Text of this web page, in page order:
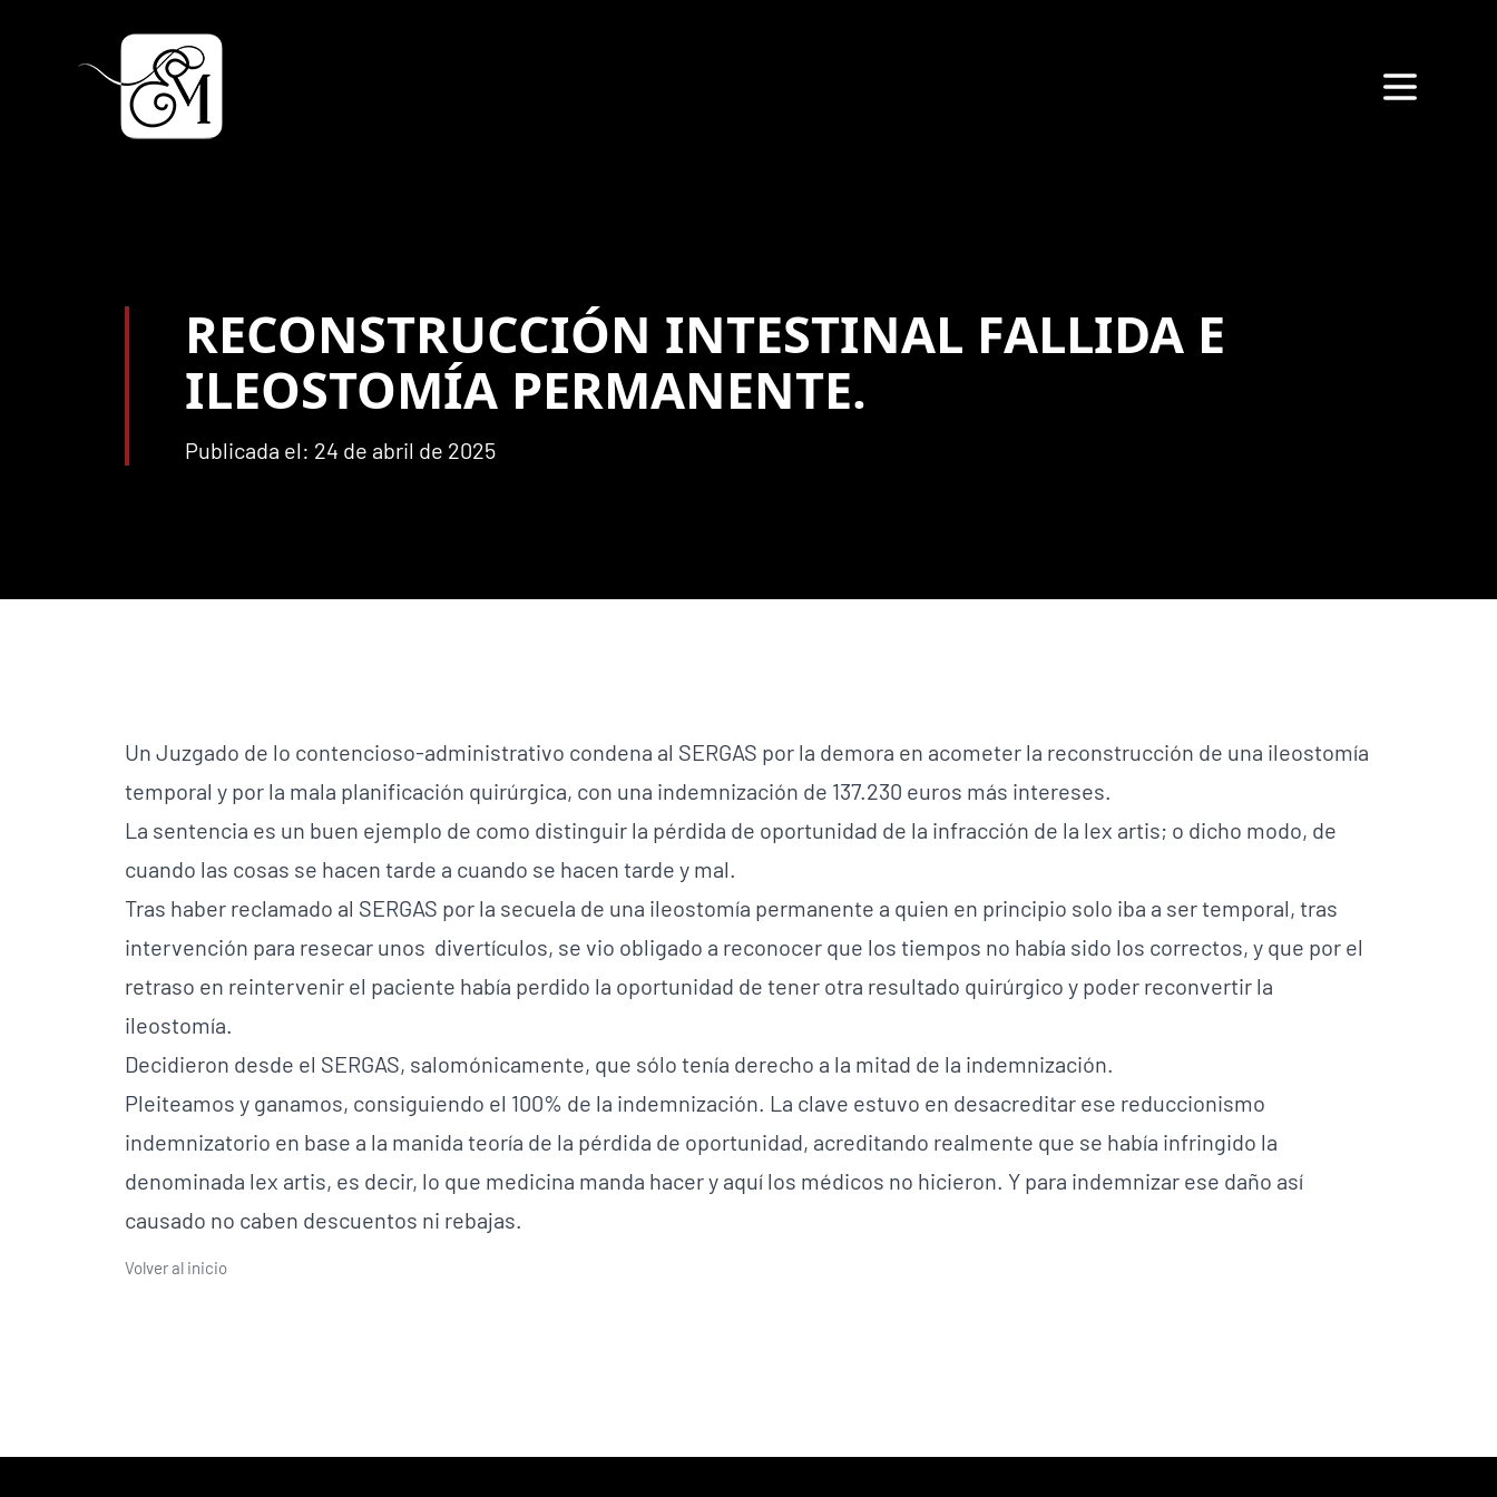
RECONSTRUCCIÓN INTESTINAL FALLIDA E
ILEOSTOMÍA PERMANENTE.
Publicada el: 24 de abril de 2025
Un Juzgado de lo contencioso-administrativo condena al SERGAS por la demora en acometer la reconstrucción de una ileostomía
temporal y por la mala planificación quirúrgica, con una indemnización de 137.230 euros más intereses.
La sentencia es un buen ejemplo de como distinguir la pérdida de oportunidad de la infracción de la lex artis; o dicho modo, de
cuando las cosas se hacen tarde a cuando se hacen tarde y mal.
Tras haber reclamado al SERGAS por la secuela de una ileostomía permanente a quien en principio solo iba a ser temporal, tras
intervención para resecar unos divertículos, se vio obligado a reconocer que los tiempos no había sido los correctos, y que por el
retraso en reintervenir el paciente había perdido la oportunidad de tener otra resultado quirúrgico y poder reconvertir la
ileostomía.
Decidieron desde el SERGAS, salomónicamente, que sólo tenía derecho a la mitad de la indemnización.
Pleiteamos y ganamos, consiguiendo el 100% de la indemnización. La clave estuvo en desacreditar ese reduccionismo
indemnizatorio en base a la manida teoría de la pérdida de oportunidad, acreditando realmente que se había infringido la
denominada lex artis, es decir, lo que medicina manda hacer y aquí los médicos no hicieron. Y para indemnizar ese daño así
causado no caben descuentos ni rebajas.
Volver al inicio